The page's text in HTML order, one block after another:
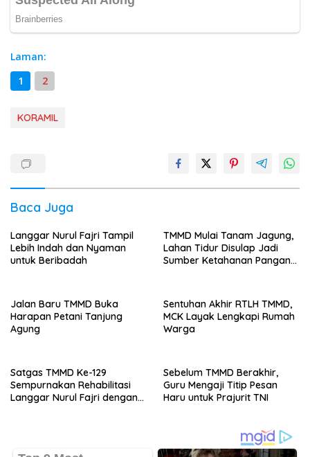
Laman:
1
2
KORAMIL
Baca Juga
Langgar Nurul Fajri Tampil
Lebih Indah dan Nyaman
untuk Beribadah
TMMD Mulai Tanam Jagung,
Lahan Tidur Disulap Jadi
Sumber Ketahanan Pangan
Jalan Baru TMMD Buka
Harapan Petani Tanjung
Agung
Sentuhan Akhir RTLH TMMD,
MCK Layak Lengkapi Rumah
Warga
Satgas TMMD Ke-129
Sempurnakan Rehabilitasi
Langgar Nurul Fajri dengan
Sebelum TMMD Berakhir,
Guru Mengaji Titip Pesan
Haru untuk Prajurit TNI